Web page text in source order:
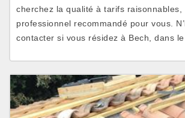
cherchez la qualité à tarifs raisonnables,
professionnel recommandé pour vous.
contacter si vous résidez à Bech, dans le .